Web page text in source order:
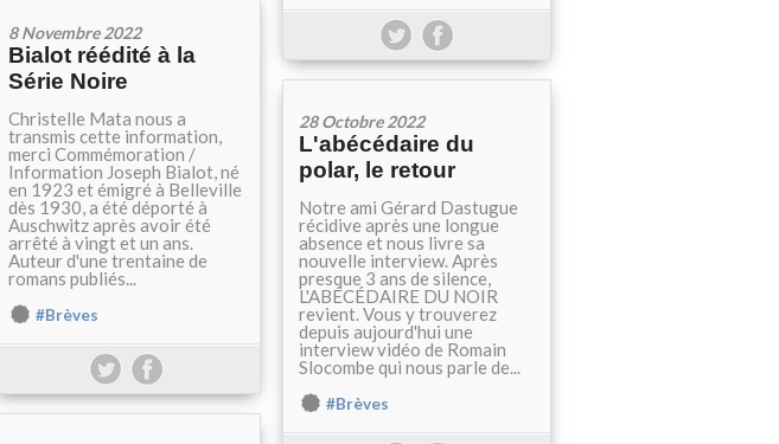
8 Novembre 2022
Bialot réédité à la
Série Noire
Christelle Mata nous a
transmis cette information,
merci Commémoration /
Information Joseph Bialot, né
en 1923 et émigré à Belleville
dès 1930, a été déporté à
Auschwitz après avoir été
arrêté à vingt et un ans.
Auteur d'une trentaine de
romans publiés...
#Brèves
28 Octobre 2022
L'abécédaire du
polar, le retour
Notre ami Gérard Dastugue
récidive après une longue
absence et nous livre sa
nouvelle interview. Après
presque 3 ans de silence,
L'ABÉCÉDAIRE DU NOIR
revient. Vous y trouverez
depuis aujourd'hui une
interview vidéo de Romain
Slocombe qui nous parle de...
#Brèves